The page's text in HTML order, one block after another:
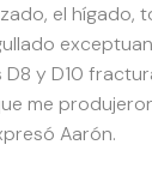
el hígado,
D8 y D10
me
Aarón.